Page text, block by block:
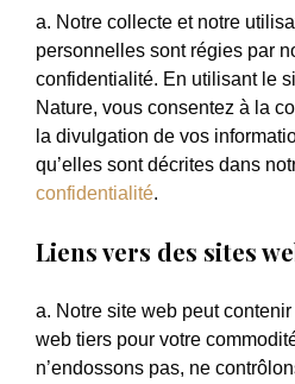
a. Notre collecte et notre
personnelles sont régies par
confidentialité. En utilisant le
Nature, vous consentez à la
la divulgation de vos
qu’elles sont décrites dans
confidentialité.
Liens vers des sites
a. Notre site web peut
web tiers pour votre
n’endossons pas, ne